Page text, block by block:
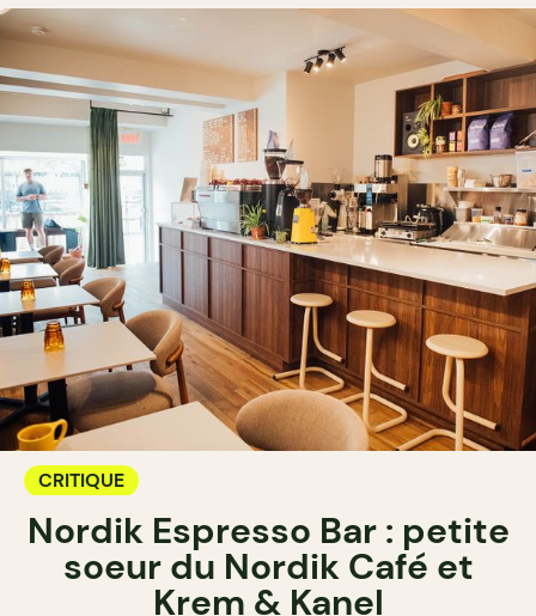
CRITIQUE
Nordik Espresso Bar : petite
soeur du Nordik Café et
Krem & Kanel